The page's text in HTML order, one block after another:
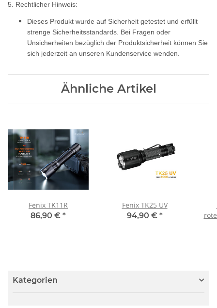
5. Rechtlicher Hinweis:
Dieses Produkt wurde auf Sicherheit getestet und erfüllt
strenge Sicherheitsstandards. Bei Fragen oder
Unsicherheiten bezüglich der Produktsicherheit können Sie
sich jederzeit an unseren Kundenservice wenden.
Ähnliche Artikel
Fenix TK11R
86,90 € *
Fenix TK25 UV
94,90 € *
Kategorien